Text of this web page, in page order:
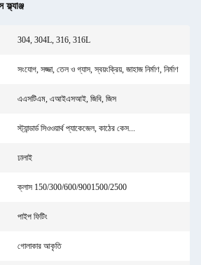
ফ্ল্যাঞ্জ
304, 304L, 316, 316L
সংযোগ, সজ্জা, তেল ও গ্যাস, স্বয়ংক্রিয়, জাহাজ নির্মাণ, নির্মাণ
এএসটিএম, এআইএসআই, জিবি, জিস
স্ট্যান্ডার্ড সিওওয়ার্থ প্যাকেজেল, কাঠের কেস...
ঢালাই
ক্লাস 150/300/600/9001500/2500
পাইপ ফিটিং
গোলাকার আকৃতি